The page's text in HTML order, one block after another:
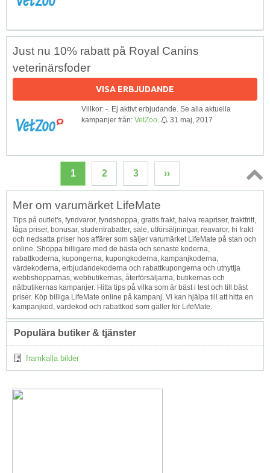
Just nu 10% rabatt på Royal Canins
veterinärsfoder
VISA ERBJUDANDE
Villkor: -. Ej aktivt erbjudande. Se alla aktuella
kampanjer från: VetZoo 31 maj, 2017
1 2 3 ››
Topp
Mer om varumärket LifeMate
Tips på outlet's, fyndvaror, fyndshoppa, gratis frakt, halva reapriser, fraktfritt,
låga priser, bonusar, studentrabatter, sale, utförsäljningar, reavaror, fri frakt
och nedsatta priser hos affärer som säljer varumärket LifeMate på stan och
online. Shoppa billigare med de bästa och senaste koderna,
rabattkoderna, kupongerna, kupongkoderna, kampanjkoderna,
värdekoderna, erbjudandekoderna och rabattkupongerna och utnyttja
webbshopparnas, webbutikernas, återförsäljarna, butikernas och
nätbutikernas kampanjer. Hitta tips på vilka som är bäst i test och till bäst
priser. Köp billiga LifeMate online på kampanj. Vi kan hjälpa till att hitta en
kampanjkod, värdekod och rabattkod som gäller för LifeMate.
Populära butiker & tjänster
framkalla bilder